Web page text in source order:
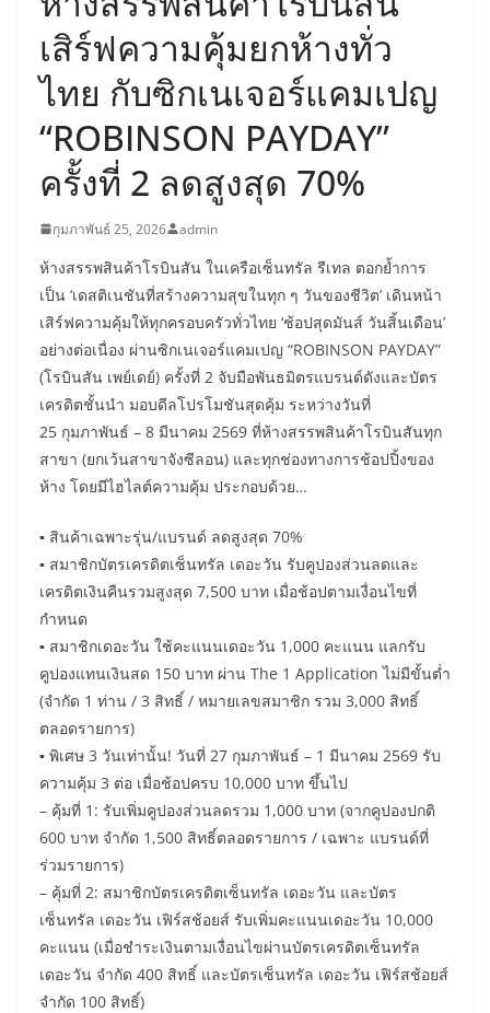
เสิร์ฟความคุ้มยกห้างทั่ว
ไทย กับซิกเนเจอร์แคมเปญ
“ROBINSON PAYDAY”
ครั้งที่ 2 ลดสูงสุด 70%
กุมภาพันธ์ 25, 2026 admin
ห้างสรรพสินค้าโรบินสัน ในเครือเซ็นทรัล รีเทล ตอกย้ำการ
เป็น ‘เดสติเนชันที่สร้างความสุขในทุก ๆ วันของชีวิต’ เดินหน้า
เสิร์ฟความคุ้มให้ทุกครอบครัวทั่วไทย ‘ช้อปสุดมันส์ วันสิ้นเดือน’
อย่างต่อเนื่อง ผ่านซิกเนเจอร์แคมเปญ “ROBINSON PAYDAY”
(โรบินสัน เพย์เดย์) ครั้งที่ 2 จับมือพันธมิตรแบรนด์ดังและบัตร
เครดิตชั้นนำ มอบดีลโปรโมชันสุดคุ้ม ระหว่างวันที่
25 กุมภาพันธ์ – 8 มีนาคม 2569 ที่ห้างสรรพสินค้าโรบินสันทุก
สาขา (ยกเว้นสาขาจังซีลอน) และทุกช่องทางการช้อปปิ้งของ
ห้าง โดยมีไฮไลต์ความคุ้ม ประกอบด้วย…
▪ สินค้าเฉพาะรุ่น/แบรนด์ ลดสูงสุด 70%
▪ สมาชิกบัตรเครดิตเซ็นทรัล เดอะวัน รับคูปองส่วนลดและ
เครดิตเงินคืนรวมสูงสุด 7,500 บาท เมื่อช้อปตามเงื่อนไขที่
กำหนด
▪ สมาชิกเดอะวัน ใช้คะแนนเดอะวัน 1,000 คะแนน แลกรับ
คูปองแทนเงินสด 150 บาท ผ่าน The 1 Application ไม่มีขั้นต่ำ
(จำกัด 1 ท่าน / 3 สิทธิ์ / หมายเลขสมาชิก รวม 3,000 สิทธิ์
ตลอดรายการ)
▪ พิเศษ 3 วันเท่านั้น! วันที่ 27 กุมภาพันธ์ – 1 มีนาคม 2569 รับ
ความคุ้ม 3 ต่อ เมื่อช้อปครบ 10,000 บาท ขึ้นไป
– คุ้มที่ 1: รับเพิ่มคูปองส่วนลดรวม 1,000 บาท (จากคูปองปกติ
600 บาท จำกัด 1,500 สิทธิ์ตลอดรายการ / เฉพาะ แบรนด์ที่
ร่วมรายการ)
– คุ้มที่ 2: สมาชิกบัตรเครดิตเซ็นทรัล เดอะวัน และบัตร
เซ็นทรัล เดอะวัน เฟิร์สช้อยส์ รับเพิ่มคะแนนเดอะวัน 10,000
คะแนน (เมื่อชำระเงินตามเงื่อนไขผ่านบัตรเครดิตเซ็นทรัล
เดอะวัน จำกัด 400 สิทธิ์ และบัตรเซ็นทรัล เดอะวัน เฟิร์สช้อยส์
จำกัด 100 สิทธิ์)